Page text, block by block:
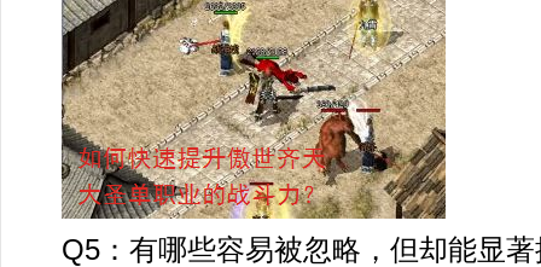
Q5：有哪些容易被忽略，但却能显